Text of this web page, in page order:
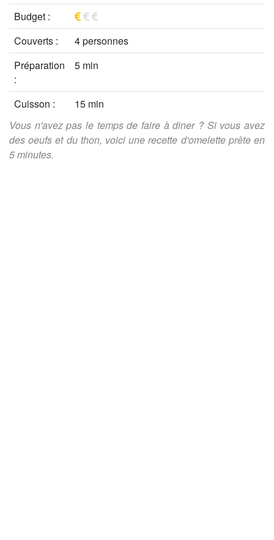
Budget :
Couverts :
4 personnes
Préparation
:
5 min
Cuisson :
15 min
Vous n'avez pas le temps de faire à diner ? Si vous avez
des oeufs et du thon, voici une recette d'omelette prête en
5 minutes.